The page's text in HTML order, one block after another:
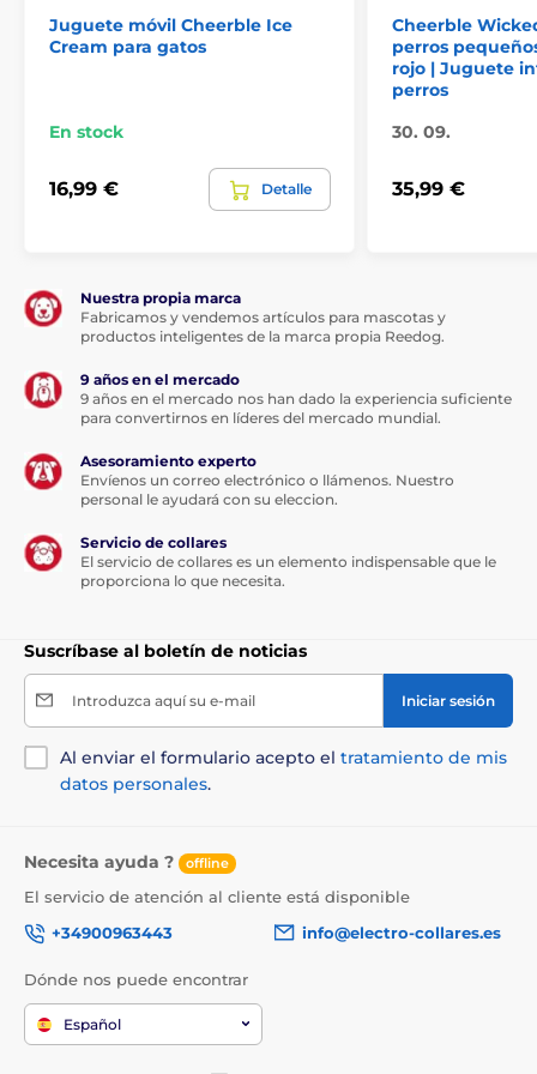
Tres programas de reacción: suave, normal y activo
Modo compañero inteligente - 10 minutos de juego
100% automático - garantiza diversión, interacción y
Sensor de colisión integrado: si la Wicked Ball choca
Colores disponibles: Wicked Ball está disponible en
verde, azul y amarillo
Las especificaciones técnicas pueden cambiar sin
previo aviso. Las imágenes tienen únicamente
carácter ilustrativo.
El producto aparece en las categorías
Juguete móvil Cheerble Ice
Cream para gatos
En stock
16,99 € Detalle
Cheerble
perros
rojo | Juguete
perros
30. 09.
35,99 €
Nuestra propia marca
Fabricamos y vendemos artículos para mascotas y
productos inteligentes de la marca propia Reedog.
9 años en el mercado
9 años en el mercado nos han dado la experiencia suficiente
para convertirnos en líderes del mercado mundial.
Asesoramiento experto
Envíenos un correo electrónico o llámenos. Nuestro
personal le ayudará con su eleccion.
Servicio de collares
El servicio de collares es un elemento indispensable que le
proporciona lo que necesita.
Suscríbase al boletín de noticias
Introduzca aquí su e-mail Iniciar sesión
Al enviar el formulario acepto el tratamiento de mis
datos personales.
Necesita ayuda ? offline
El servicio de atención al cliente está disponible
+34900963443
info@electro-collares.es
Dónde nos puede encontrar
Español